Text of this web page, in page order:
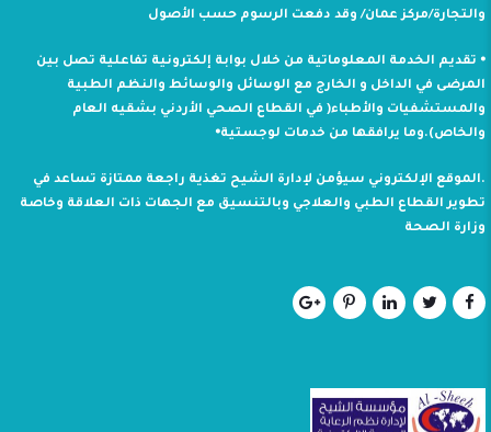
والتجارة/مركز عمان/ وقد دفعت الرسوم حسب الأصول
⦁ تقديم الخدمة المعلوماتية من خلال بوابة إلكترونية تفاعلية تصل بين
المرضى في الداخل و الخارج مع الوسائل والوسائط والنظم الطبية
والمستشفيات والأطباء( في القطاع الصحي الأردني بشقيه العام
والخاص).وما يرافقها من خدمات لوجستية⦁
.الموقع الإلكتروني سيؤمن لإدارة الشيح تغذية راجعة ممتازة تساعد في
تطوير القطاع الطبي والعلاجي وبالتنسيق مع الجهات ذات العلاقة وخاصة
وزارة الصحة